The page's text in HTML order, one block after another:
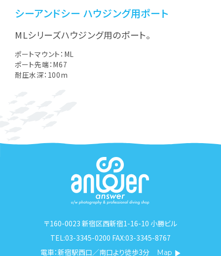
シーアンドシー ハウジング用ポート
MLシリーズハウジング用のポート。
ポートマウント：ML
ポート先端：M67
耐圧水深：100m
〒160-0023 新宿区西新宿1-16-10 小勝ビル
TEL:03-3345-0200 FAX:03-3345-8767
電車：新宿駅西口／南口より徒歩3分
Map